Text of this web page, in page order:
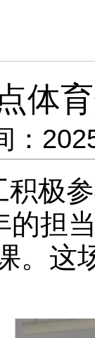
体
：
积极
担
。这